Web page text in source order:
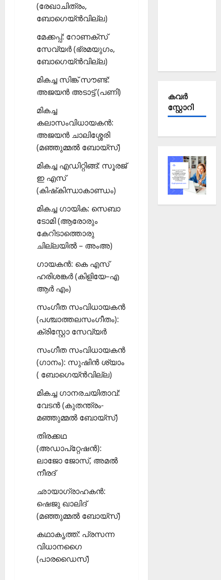
(രേഖാചിത്രം,
ബോഗെയ്ന്‍വില്ല)
മേക്കപ്പ്: റോണക്സ്
സേവ്യര്‍ (ഭ്രമയുഗം,
ബോഗെയ്ന്‍വില്ല)
മികച്ച സിങ്ക് സൗണ്ട്:
അജയന്‍ അടാട്ട് (പണി)
മികച്ച
കലാസംവിധായകന്‍:
അജയന്‍ ചാലിശ്ശേരി
(മഞ്ഞുമ്മല്‍ ബോയ്സ്)
മികച്ച എഡിറ്റിങ്ങ്: സൂരജ്
ഇ എസ്
(കിഷ്‌കിന്ധാകാണ്ഡം)
മികച്ച ഗായിക: സെബാ
ടോമി (ആരോരും
കേറിടാത്തൊരു
ചില്ലയില്‍ – അംഅ)
ഗായകന്‍: കെ എസ്
ഹരിശങ്കര്‍ (കിളിയേ–എ
ആര്‍ എം)
സംഗീത സംവിധായകന്‍
(പശ്ചാത്തലസംഗീതം):
ക്രിസ്റ്റോ സേവ്യര്‍
സംഗീത സംവിധായകന്‍
(ഗാനം): സുഷിന്‍ ശ്യാം
( ബോഗെയ്ന്‍വില്ല)
മികച്ച ഗാനരചയിതാവ്:
വേടന്‍ (കുതന്ത്രം-
മഞ്ഞുമ്മല്‍ ബോയ്സ്)
തിരക്കഥ
(അഡാപ്‌റ്റേഷന്‍):
ലാജോ ജോസ്, അമല്‍
നീരദ്
ഛായാഗ്രാഹകന്‍:
ഷെജു ഖാലിദ്
(മഞ്ഞുമ്മല്‍ ബോയ്സ്)
കഥാകൃത്ത്: പ്രസന്ന
വിധാനഗൈ
(പാരഡൈസ്)
കവര്‍
സ്റ്റോറി